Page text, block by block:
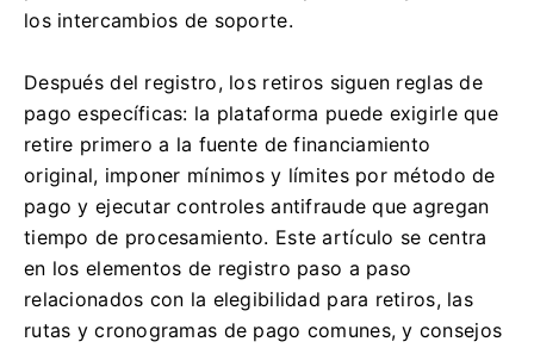
los intercambios de soporte.
Después del registro, los retiros siguen reglas de
pago específicas: la plataforma puede exigirle que
retire primero a la fuente de financiamiento
original, imponer mínimos y límites por método de
pago y ejecutar controles antifraude que agregan
tiempo de procesamiento. Este artículo se centra
en los elementos de registro paso a paso
relacionados con la elegibilidad para retiros, las
rutas y cronogramas de pago comunes, y consejos